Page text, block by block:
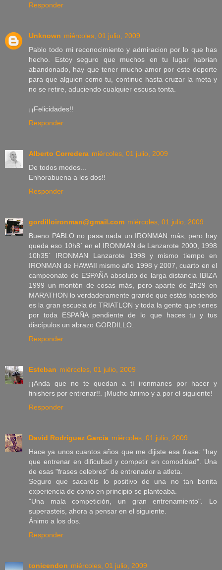
Responder
Unknown miércoles, 01 julio, 2009
Pablo todo mi reconocimiento y admiracion por lo que has
hecho. Estoy seguro que muchos en tu lugar habrian
abandonado, hay que tener mucho amor por este deporte
para que alguien como tu, continue hasta cruzar la meta y
no se retire, aduciendo cualquier escusa tonta.
¡¡Felicidades!!
Responder
Alberto Corredera miércoles, 01 julio, 2009
De todos modos...
Enhorabuena a los dos!!
Responder
gordilloironman@gmail.com miércoles, 01 julio, 2009
Bueno PABLO no pasa nada un IRONMAN más, pero hay
queda eso 10h8´ en el IRONMAN de Lanzarote 2000, 1998
10h35´ IRONMAN Lanzarote 1998 y mismo tiempo en
IRONMAN de HAWAII mismo año 1998 y 2007, cuarto en el
campeonato de ESPAÑA absoluto de larga distancia IBIZA
1999 un montón de cosas más, pero aparte de 2h29 en
MARATHON lo verdaderamente grande que estás haciendo
es la gran escuela de TRIATLON y toda la gente que tienes
por toda ESPAÑA pendiente de lo que haces tu y tus
discípulos un abrazo GORDILLO.
Responder
Esteban miércoles, 01 julio, 2009
¡¡Anda que no te quedan a tí ironmanes por hacer y
finishers por entrenar!!. ¡Mucho ánimo y a por el siguiente!
Responder
David Rodríguez García miércoles, 01 julio, 2009
Hace ya unos cuantos años que me dijiste esa frase: "hay
que entrenar en dificultad y competir en comodidad". Una
de esas "frases celebres" de entrenador a atleta.
Seguro que sacaréis lo positivo de una no tan bonita
experiencia de como en principio se planteaba.
"Una mala competición, un gran entrenamiento". Lo
superasteis, ahora a pensar en el siguiente.
Ánimo a los dos.
Responder
tonicendon miércoles, 01 julio, 2009